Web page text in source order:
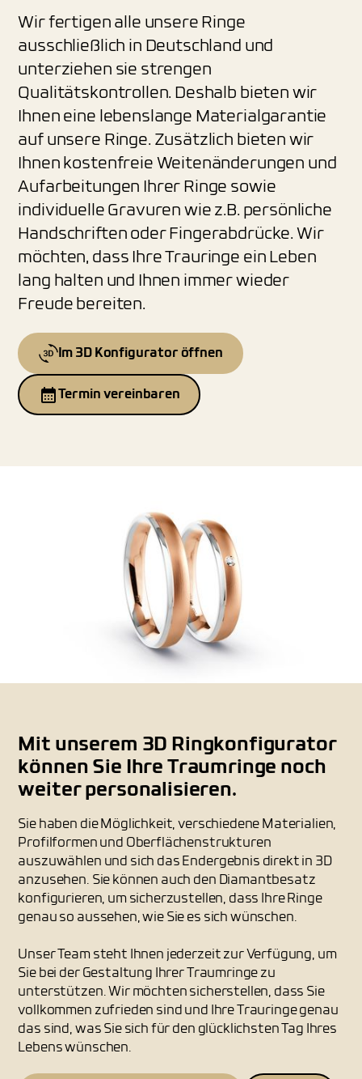
Wir fertigen alle unsere Ringe
ausschließlich in Deutschland und
unterziehen sie strengen
Qualitätskontrollen. Deshalb bieten wir
Ihnen eine lebenslange Materialgarantie
auf unsere Ringe. Zusätzlich bieten wir
Ihnen kostenfreie Weitenänderungen und
Aufarbeitungen Ihrer Ringe sowie
individuelle Gravuren wie z.B. persönliche
Handschriften oder Fingerabdrücke. Wir
möchten, dass Ihre Trauringe ein Leben
lang halten und Ihnen immer wieder
Freude bereiten.
Im 3D Konfigurator öffnen
Termin vereinbaren
Mit unserem 3D Ringkonfigurator
können Sie Ihre Traumringe noch
weiter personalisieren.
Sie haben die Möglichkeit, verschiedene Materialien,
Profilformen und Oberflächenstrukturen
auszuwählen und sich das Endergebnis direkt in 3D
anzusehen. Sie können auch den Diamantbesatz
konfigurieren, um sicherzustellen, dass Ihre Ringe
genau so aussehen, wie Sie es sich wünschen.
Unser Team steht Ihnen jederzeit zur Verfügung, um
Sie bei der Gestaltung Ihrer Traumringe zu
unterstützen. Wir möchten sicherstellen, dass Sie
vollkommen zufrieden sind und Ihre Trauringe genau
das sind, was Sie sich für den glücklichsten Tag Ihres
Lebens wünschen.